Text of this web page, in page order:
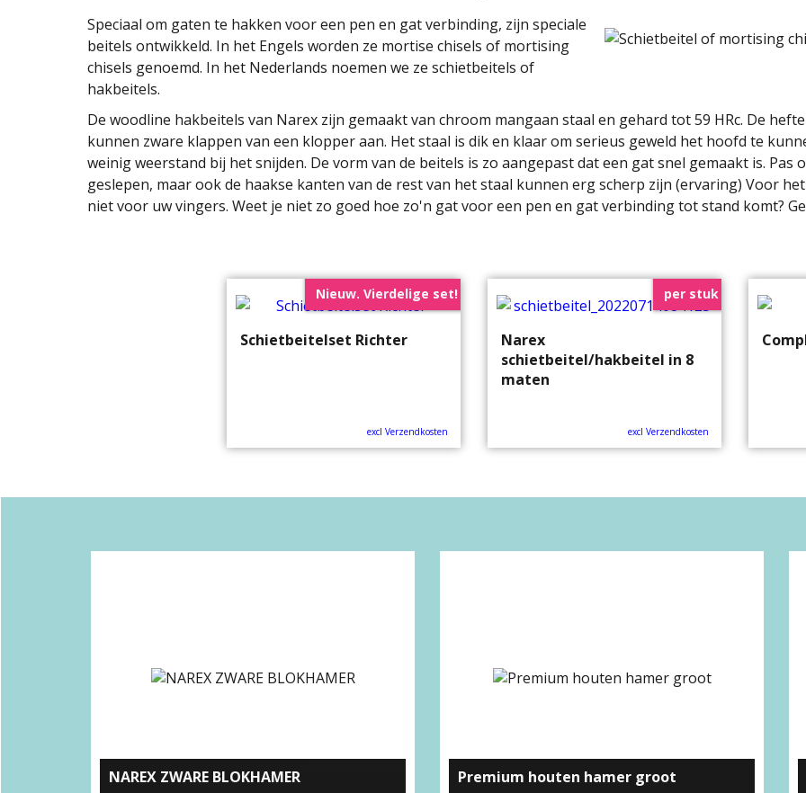
Speciaal om gaten te hakken voor een pen en gat verbinding, zijn speciale
beitels ontwikkeld. In het Engels worden ze mortise chisels of mortising
chisels genoemd. In het Nederlands noemen we ze schietbeitels of
hakbeitels.
De woodline hakbeitels van Narex zijn gemaakt van chroom mangaan staal en gehard tot 59 HRc. De
kunnen zware klappen van een klopper aan. Het staal is dik en klaar om serieus geweld het hoofd te
weinig weerstand bij het snijden. De vorm van de beitels is zo aangepast dat een gat snel gemaakt is. Pas
geslepen, maar ook de haakse kanten van de rest van het staal kunnen erg scherp zijn (ervaring) Voor
niet voor uw vingers. Weet je niet zo goed hoe zo'n gat voor een pen en gat verbinding tot stand komt?
Nieuw. Vierdelige set!
Schietbeitelset Richter
excl Verzendkosten
per stuk
Narex
schietbeitel/hakbeitel in 8
maten
excl Verzendkosten
NAREX ZWARE BLOKHAMER Premium houten hamer groot